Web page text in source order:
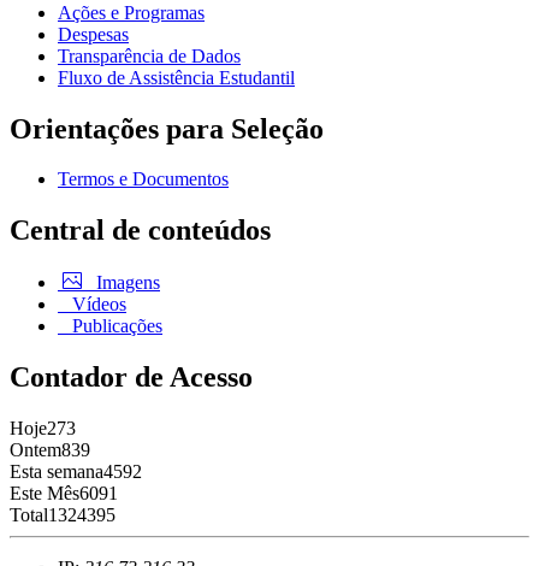
Ações e Programas
Despesas
Transparência de Dados
Fluxo de Assistência Estudantil
Orientações para Seleção
Termos e Documentos
Central de conteúdos
Imagens
Vídeos
Publicações
Contador de Acesso
Hoje273
Ontem839
Esta semana4592
Este Mês6091
Total1324395